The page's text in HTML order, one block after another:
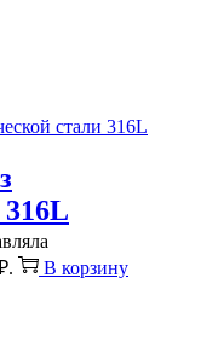
316L
В корзину